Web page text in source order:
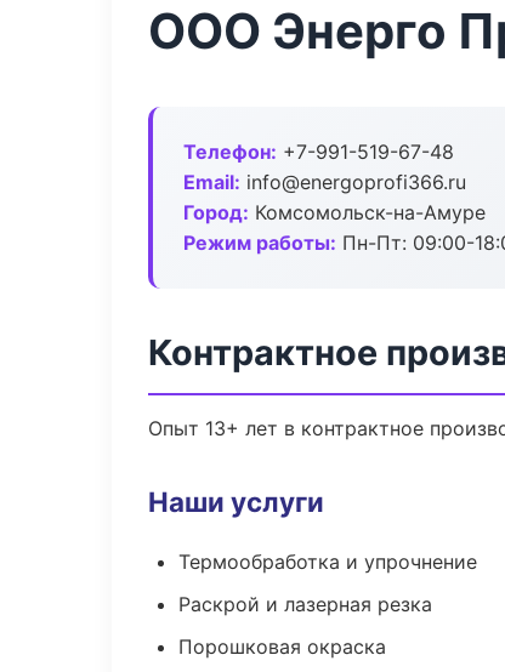
ООО Энерго
Телефон: +7-991-519-67-48
Email: info@energoprofi366.ru
Город: Комсомольск-на-Амуре
Режим работы: Пн-Пт: 09:00-
Контрактное
Опыт 13+ лет в контрактное
Наши услуги
Термообработка и упрочнение
Раскрой и лазерная резка
Порошковая окраска